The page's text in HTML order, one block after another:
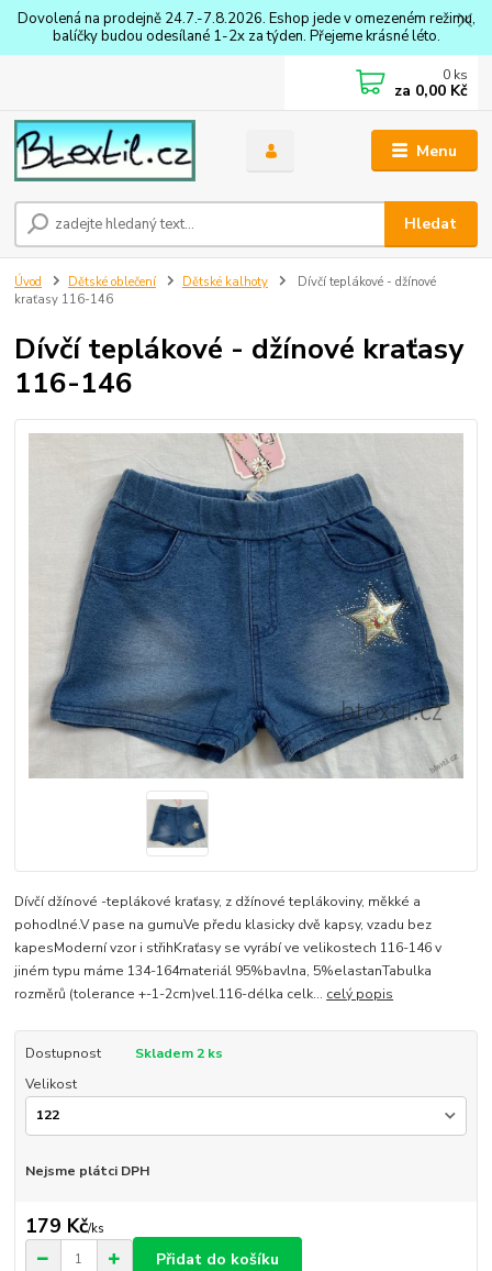
Dovolená na prodejně 24.7.-7.8.2026. Eshop jede v omezeném režimu,
balíčky budou odesílané 1-2x za týden. Přejeme krásné léto.
Menu
Hledat
0 ks
za 0,00 Kč
Úvod Dětské oblečení Dětské kalhoty
Dívčí teplákové - džínové
kraťasy 116-146
Dívčí teplákové - džínové kraťasy
116-146
Dívčí džínové -teplákové kraťasy, z džínové teplákoviny, měkké a
pohodlné.V pase na gumuVe předu klasicky dvě kapsy, vzadu bez
kapesModerní vzor i střihKraťasy se vyrábí ve velikostech 116-146 v
jiném typu máme 134-164materiál 95%bavlna, 5%elastanTabulka
rozměrů (tolerance +-1-2cm)vel.116-délka celk... celý popis
Dostupnost
Skladem 2 ks
Velikost
Nejsme plátci DPH
179 Kč/ks
Přidat do košíku